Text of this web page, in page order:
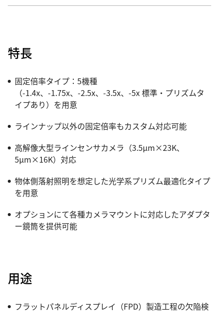
特長
固定倍率タイプ：5機種
（-1.4x、-1.75x、-2.5x、-3.5x、-5x 標準・プリズムタ
イプあり）を用意
ラインナップ以外の固定倍率もカスタム対応可能
高解像大型ラインセンサカメラ（3.5µm×23K、
5µm×16K）対応
物体側落射照明を想定した光学系プリズム最適化タイプ
を用意
オプションにて各種カメラマウントに対応したアダプタ
ー鏡筒を提供可能
用途
フラットパネルディスプレイ（FPD）製造工程の欠陥検